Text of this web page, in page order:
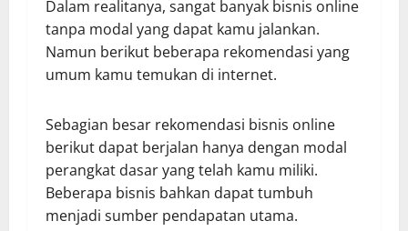
Dalam realitanya, sangat banyak bisnis online
tanpa modal yang dapat kamu jalankan.
Namun berikut beberapa rekomendasi yang
umum kamu temukan di internet.
Sebagian besar rekomendasi bisnis online
berikut dapat berjalan hanya dengan modal
perangkat dasar yang telah kamu miliki.
Beberapa bisnis bahkan dapat tumbuh
menjadi sumber pendapatan utama.